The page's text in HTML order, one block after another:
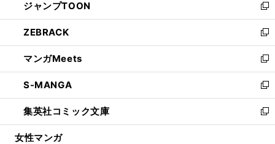
く
で
開
く
ド
ウ
で
開
く
ィ
ン
ド
ウ
で
開
く
い
ウ
ィ
ン
ド
ウ
で
開
く
ジャンプTOON
新
し
い
ウ
ィ
ン
ド
ウ
で
開
ZEBRACK
新
し
い
ウ
ィ
ン
ド
ウ
マンガMeets
新
し
い
ウ
ィ
ン
S-MANGA
新
し
い
ウ
集英社コミック文庫
新
し
女性マンガ